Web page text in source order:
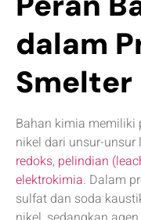
dalam
Smelter
Bahan kimia memiliki
nikel dari unsur-
redoks, pelindian
elektrokimia. Dalam
sulfat dan soda